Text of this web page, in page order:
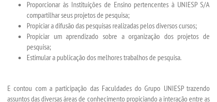
MATRÍCULA
EDITAL
PUBLICAÇÕES
DESTAQUES
Proporcionar às Instituições de Ensino pertencentes à UNIESP S/A
compartilhar seus projetos de pesquisa;
Propiciar a difusão das pesquisas realizadas pelos diversos cursos;
Propiciar um aprendizado sobre a organização dos projetos de
pesquisa;
Estimular a publicação dos melhores trabalhos de pesquisa.
E contou com a participação das Faculdades do Grupo UNIESP trazendo
assuntos das diversas áreas de conhecimento propiciando a interação entre as